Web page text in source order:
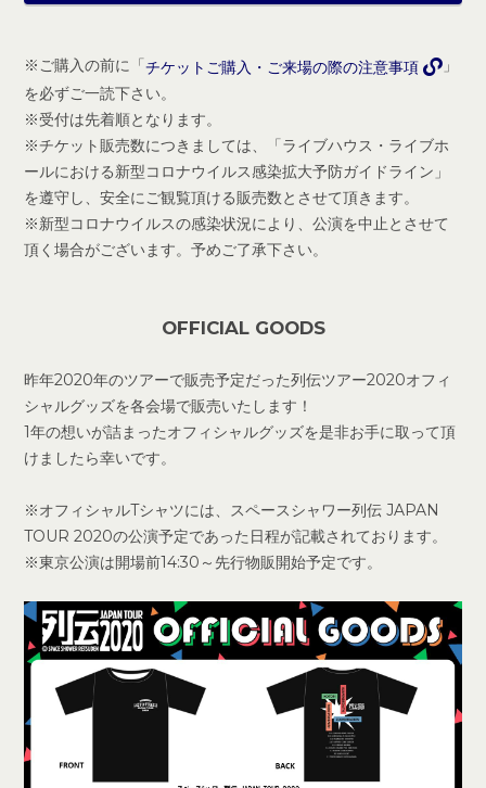
※ご購入の前に「 チケットご購入・ご来場の際の注意事項
」
を必ずご一読下さい。
※受付は先着順となります。
※チケット販売数につきましては、「ライブハウス・ライブホ
ールにおける新型コロナウイルス感染拡大予防ガイドライン」
を遵守し、安全にご観覧頂ける販売数とさせて頂きます。
※新型コロナウイルスの感染状況により、公演を中止とさせて
頂く場合がございます。予めご了承下さい。
OFFICIAL GOODS
昨年2020年のツアーで販売予定だった列伝ツアー2020オフィ
シャルグッズを各会場で販売いたします！
1年の想いが詰まったオフィシャルグッズを是非お手に取って頂
けましたら幸いです。
※オフィシャルTシャツには、スペースシャワー列伝 JAPAN
TOUR 2020の公演予定であった日程が記載されております。
※東京公演は開場前14:30～先行物販開始予定です。